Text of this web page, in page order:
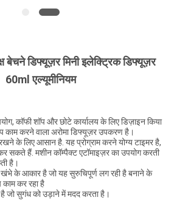
बेचने डिफ्यूज़र मिनी इलेक्ट्रिक डिफ्यूज़र
60ml एल्यूमीनियम
कॉफी शॉप और छोटे कार्यालय के लिए डिज़ाइन किया
काम करने वाला अरोमा डिफ्यूज़र उपकरण है।
के लिए आसान है. यह प्रोग्राम करने योग्य टाइमर है,
हैं. मशीन कॉम्पैक्ट एटॉमाइज़र का उपयोग करती
है।
खंभे के आकार है जो यह सुरुचिपूर्ण लग रही है बनाने के
काम कर रहा है
जो सुगंध को उड़ाने में मदद करता है।